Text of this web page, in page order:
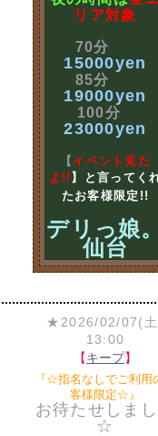
リア対象
70分
15000yen
85分
19000yen
100分
23000yen
【 イベント見た
よ!! 】と言ってく
たお客様限定!!
デリっ娘
仙台
★2026/02/07(
13:00
【キープ】
『☆指名なしでご利用
客様限定☆』
お待たせしま
☆